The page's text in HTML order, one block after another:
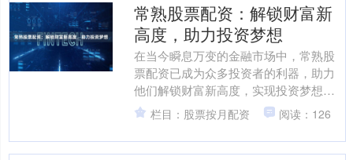
常熟股票配资：解锁财富新
高度，助力投资梦想
在当今瞬息万变的金融市场中，常熟股
票配资已成为众多投资者的利器，助力
他们解锁财富新高度，实现投资梦想。
股票配资是一种杠杆化的投资方式，允
许投资者以较小的本金撬....
栏目：股票按月配资 阅读：126